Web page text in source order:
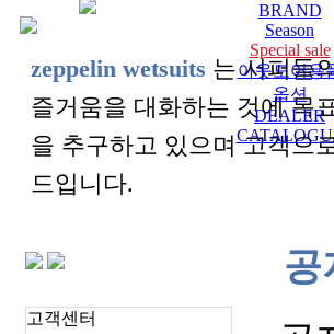
BRAND
Season
Special sale
아웃도어용
옵션
DEALER
zeppelin wetsuits 는 서퍼들
즐거움을 대화하는 것에 목
을 추구하고 있으며 고객으
드입니다.
고객센터
공